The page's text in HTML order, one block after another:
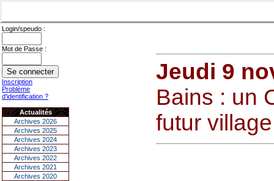
Login/speudo :
Mot de Passe :
Inscription
Problème
d'identification ?
Actualités
Archives 2026
Archives 2025
Archives 2024
Archives 2023
Archives 2022
Archives 2021
Archives 2020
Jeudi 9
Bains : un
futur